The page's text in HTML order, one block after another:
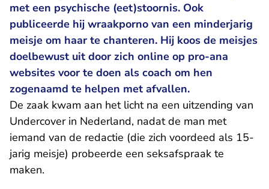
met een psychische (eet)stoornis. Ook
publiceerde hij wraakporno van een minderjarig
meisje om haar te chanteren. Hij koos de meisjes
doelbewust uit door zich online op pro-ana
websites voor te doen als coach om hen
zogenaamd te helpen met afvallen.
De zaak kwam aan het licht na een uitzending van
Undercover in Nederland, nadat de man met
iemand van de redactie (die zich voordeed als 15-
jarig meisje) probeerde een seksafspraak te
maken.